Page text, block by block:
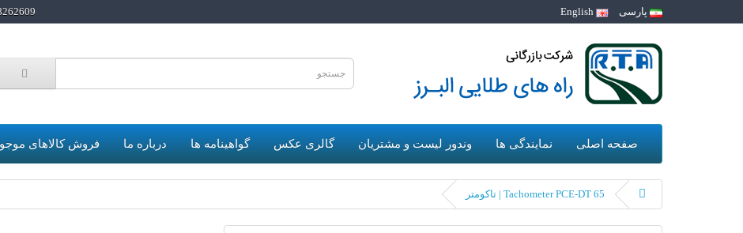
پارسی 06
صفحه اصلی نمایندگی ها وندور لیست و مشتریان گالری عکس گواهینامه ها درباره ما فروش کالاهای
Tachometer PCE-DT 65 | تاکومتر